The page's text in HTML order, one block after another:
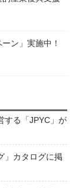
ン」実施中！
する「JPYC」が
」カタログに掲